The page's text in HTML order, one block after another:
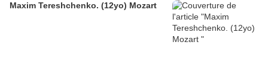
Maxim Tereshchenko. (12yo) Mozart